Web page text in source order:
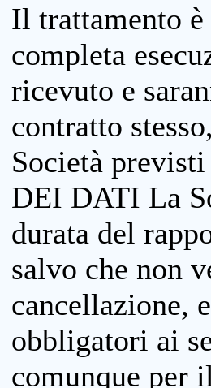
Il trattamento
completa
ricevuto e
contratto
Società
DEI DATI La
durata del
salvo che non
cancellazione,
obbligatori ai
comunque per